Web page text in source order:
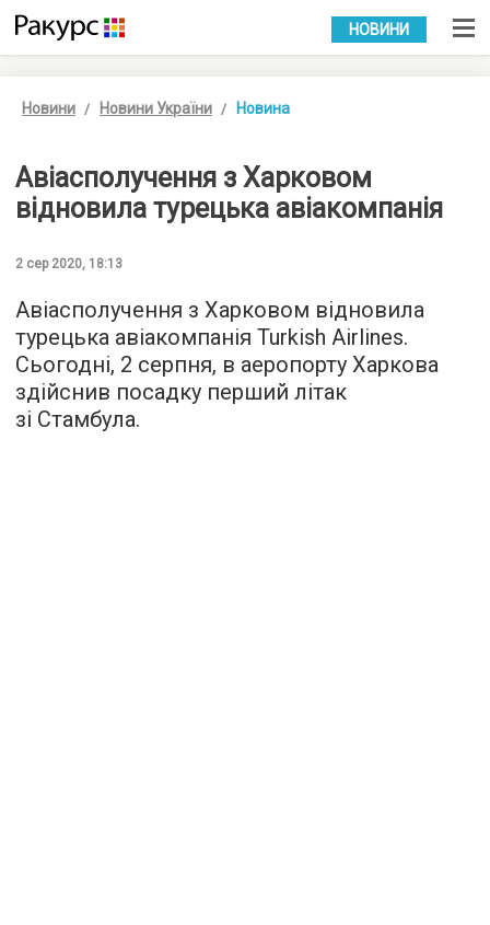
УКР РУС
НОВИНИ
Новини Новини України Новина
Авіасполучення з Харковом
відновила турецька авіакомпанія
2 сер 2020, 18:13
Авіасполучення з Харковом відновила
турецька авіакомпанія Turkish Airlines.
Сьогодні, 2 серпня, в аеропорту Харкова
здійснив посадку перший літак
зі Стамбула.